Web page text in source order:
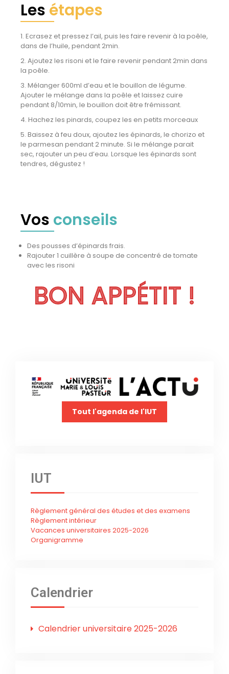
Les étapes
1. Ecrasez et pressez l’ail, puis les faire revenir à la poêle,
dans de l’huile, pendant 2min.
2. Ajoutez les risoni et le faire revenir pendant 2min dans
la poêle.
3. Mélanger 600ml d’eau et le bouillon de légume.
Ajouter le mélange dans la poêle et laissez cuire
pendant 8/10min, le bouillon doit être frémissant.
4. Hachez les pinards, coupez les en petits morceaux
5. Baissez à feu doux, ajoutez les épinards, le chorizo et
le parmesan pendant 2 minute. Si le mélange parait
sec, rajouter un peu d’eau. Lorsque les épinards sont
tendres, dégustez !
Vos conseils
Des pousses d’épinards frais.
Rajouter 1 cuillère à soupe de concentré de tomate
avec les risoni
BON APPÉTIT !
Tout l'agenda de l'IUT
IUT
Règlement général des études et des examens
Règlement intérieur
Vacances universitaires 2025-2026
Organigramme
Calendrier
Calendrier universitaire 2025-2026